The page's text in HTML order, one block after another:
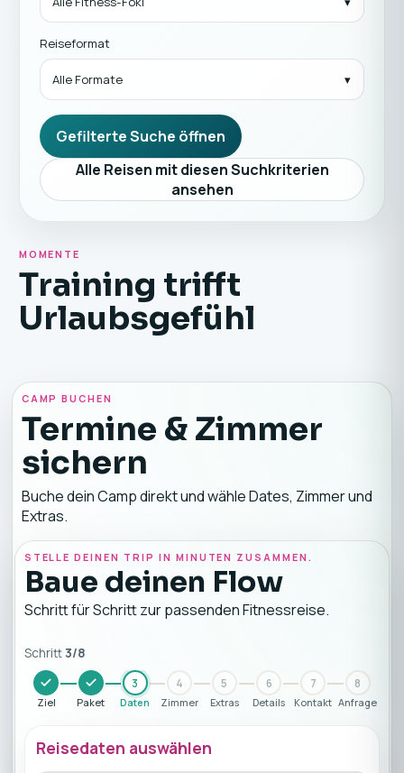
Reiseformat
Alle Formate
Gefilterte Suche öffnen
Alle Reisen mit diesen Suchkriterien
ansehen
MOMENTE
Training trifft
Urlaubsgefühl
CAMP BUCHEN
Termine & Zimmer
sichern
Buche dein Camp direkt und wähle Dates, Zimmer und
Extras.
STELLE DEINEN TRIP IN MINUTEN ZUSAMMEN.
Baue deinen Flow
Schritt für Schritt zur passenden Fitnessreise.
Schritt3/8
Ziel Paket
3
Daten
4
Zimmer
5
Extras
6
Details
7
Kontakt
8
Anfrage
Reisedaten auswählen